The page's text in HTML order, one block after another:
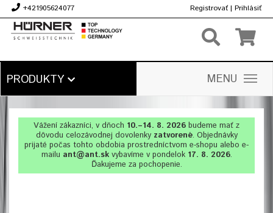
+421905624077 Registrovať | Prihlásiť
PRODUKTY MENU
Vážení zákazníci, v dňoch 10.–14. 8. 2026 budeme mať z
dôvodu celozávodnej dovolenkyzatvorené. Objednávky
prijaté počas tohto obdobia prostredníctvom e-shopu alebo e-
mailu ant@ant.skvybavíme v pondelok 17. 8. 2026.
Ďakujeme za pochopenie.